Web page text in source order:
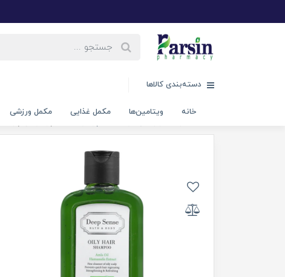
دسته‌بندی کالاها
خانه ویتامین‌ها مکمل غذایی مکمل ورزشی